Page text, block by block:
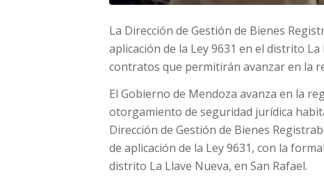
La Dirección de Gestión de Bienes
aplicación de la Ley 9631 en el distrito
contratos que permitirán avanzar en la
El Gobierno de Mendoza avanza en la
otorgamiento de seguridad jurídica
Dirección de Gestión de Bienes
de aplicación de la Ley 9631, con la
distrito La Llave Nueva, en San Rafael.